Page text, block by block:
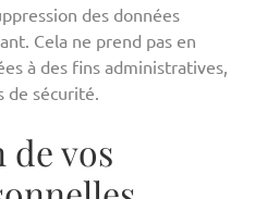
des données
Cela ne prend pas en
à des fins administratives,
de sécurité.
vos